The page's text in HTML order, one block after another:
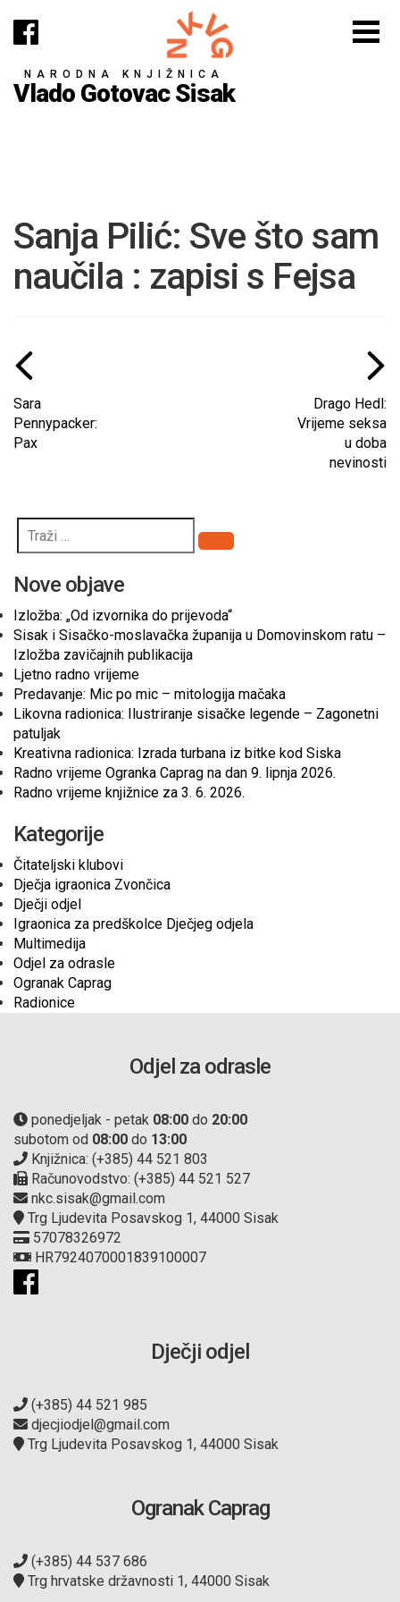
NARODNA KNJIŽNICA
Vlado Gotovac Sisak
Sanja Pilić: Sve što sam
naučila : zapisi s Fejsa
Sara
Pennypacker:
Pax
Drago Hedl:
Vrijeme seksa
u doba
nevinosti
Pretraži
Nove objave
Izložba: „Od izvornika do prijevoda“
Sisak i Sisačko-moslavačka županija u Domovinskom ratu –
Izložba zavičajnih publikacija
Ljetno radno vrijeme
Predavanje: Mic po mic – mitologija mačaka
Likovna radionica: Ilustriranje sisačke legende – Zagonetni
patuljak
Kreativna radionica: Izrada turbana iz bitke kod Siska
Radno vrijeme Ogranka Caprag na dan 9. lipnja 2026.
Radno vrijeme knjižnice za 3. 6. 2026.
Kategorije
Čitateljski klubovi
Dječja igraonica Zvončica
Dječji odjel
Igraonica za predškolce Dječjeg odjela
Multimedija
Odjel za odrasle
Ogranak Caprag
Radionice
Odjel za odrasle
ponedjeljak - petak 08:00 do 20:00
subotom od 08:00 do 13:00
Knjižnica: (+385) 44 521 803
Računovodstvo: (+385) 44 521 527
nkc.sisak@gmail.com
Trg Ljudevita Posavskog 1, 44000 Sisak
57078326972
HR7924070001839100007
Dječji odjel
(+385) 44 521 985
djecjiodjel@gmail.com
Trg Ljudevita Posavskog 1, 44000 Sisak
Ogranak Caprag
(+385) 44 537 686
Trg hrvatske državnosti 1, 44000 Sisak